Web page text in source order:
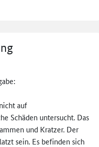
auf
Schäden untersucht. Das
und Kratzer. Der
sein. Es befinden sich